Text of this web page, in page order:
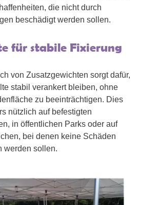
die nicht durch
beschädigt werden sollen.
für stabile Fixierung
von Zusatzgewichten sorgt dafür,
stabil verankert bleiben, ohne
zu beeinträchtigen. Dies
nützlich auf befestigten
in öffentlichen Parks oder auf
bei denen keine Schäden
werden sollen.